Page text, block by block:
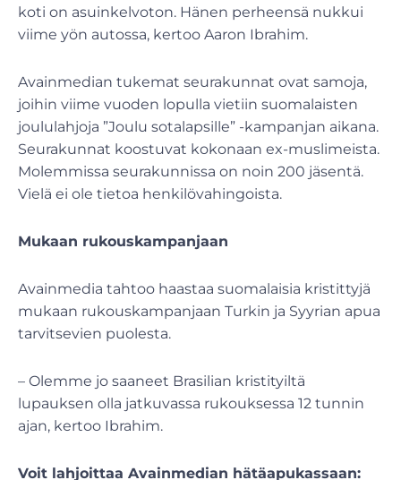
koti on asuinkelvoton. Hänen perheensä nukkui
viime yön autossa, kertoo Aaron Ibrahim.
Avainmedian tukemat seurakunnat ovat samoja,
joihin viime vuoden lopulla vietiin suomalaisten
joululahjoja ”Joulu sotalapsille” -kampanjan aikana.
Seurakunnat koostuvat kokonaan ex-muslimeista.
Molemmissa seurakunnissa on noin 200 jäsentä.
Vielä ei ole tietoa henkilövahingoista.
Mukaan rukouskampanjaan
Avainmedia tahtoo haastaa suomalaisia kristittyjä
mukaan rukouskampanjaan Turkin ja Syyrian apua
tarvitsevien puolesta.
– Olemme jo saaneet Brasilian kristityiltä
lupauksen olla jatkuvassa rukouksessa 12 tunnin
ajan, kertoo Ibrahim.
Voit lahjoittaa Avainmedian hätäapukassaan: